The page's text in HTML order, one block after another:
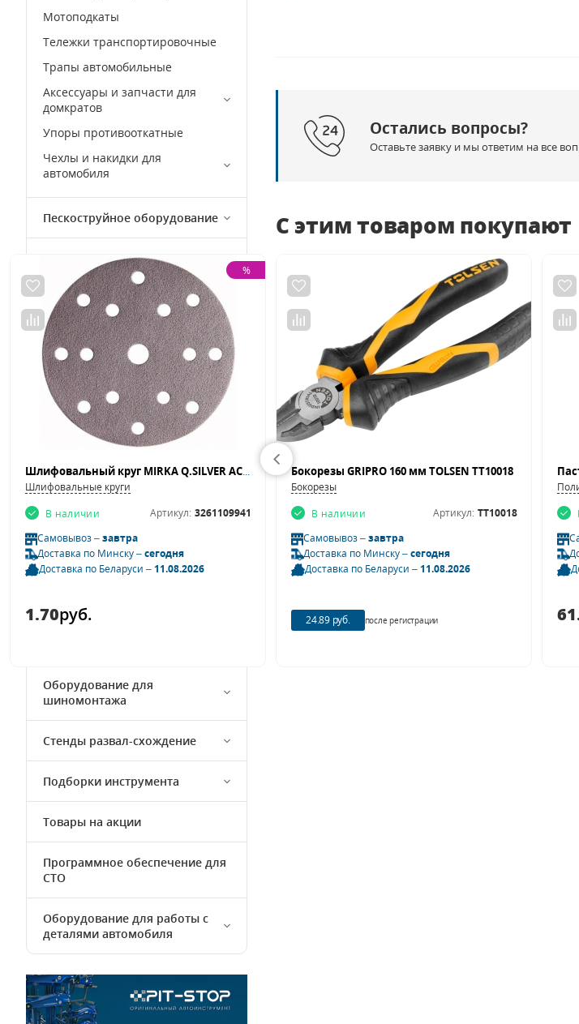
Мотоподкаты
Тележки транспортировочные
Трапы автомобильные
Аксессуары и запчасти для
домкратов
Упоры противооткатные
Чехлы и накидки для
автомобиля
Пескоструйное оборудование
Оборудование для заправки
кондиционеров
Оборудование для
технических жидкостей
Окрасочное оборудование
Кузовной ремонт
Компрессорное оборудование
Автохимия и автокосметика
Полировальный и
шлифовальный инструмент
оборудование
Оборудование для
шиномонтажа
Стенды развал-схождение
Подборки инструмента
Товары на акции
Программное обеспечение для
СТО
Оборудование для работы с
деталями автомобиля
Остались вопросы?
Оставьте заявку и мы ответим на все
С этим товаром покупают
%
Шлифовальный круг MIRKA Q.SILVER ACE 3261109941, 150 мм, Р400
Шлифовальные круги
В наличии
Артикул: 3261109941
Самовывоз –завтра
Доставка по Минску –сегодня
Доставка по Беларуси –11.08.2026
1.70руб.
Бокорезы GRIPRO 160 мм TOLSEN TT10018
Бокорезы
В наличии
Артикул: TT10018
Самовывоз –завтра
Доставка по Минску –сегодня
Доставка по Беларуси –11.08.2026
24.89 руб. после регистрации